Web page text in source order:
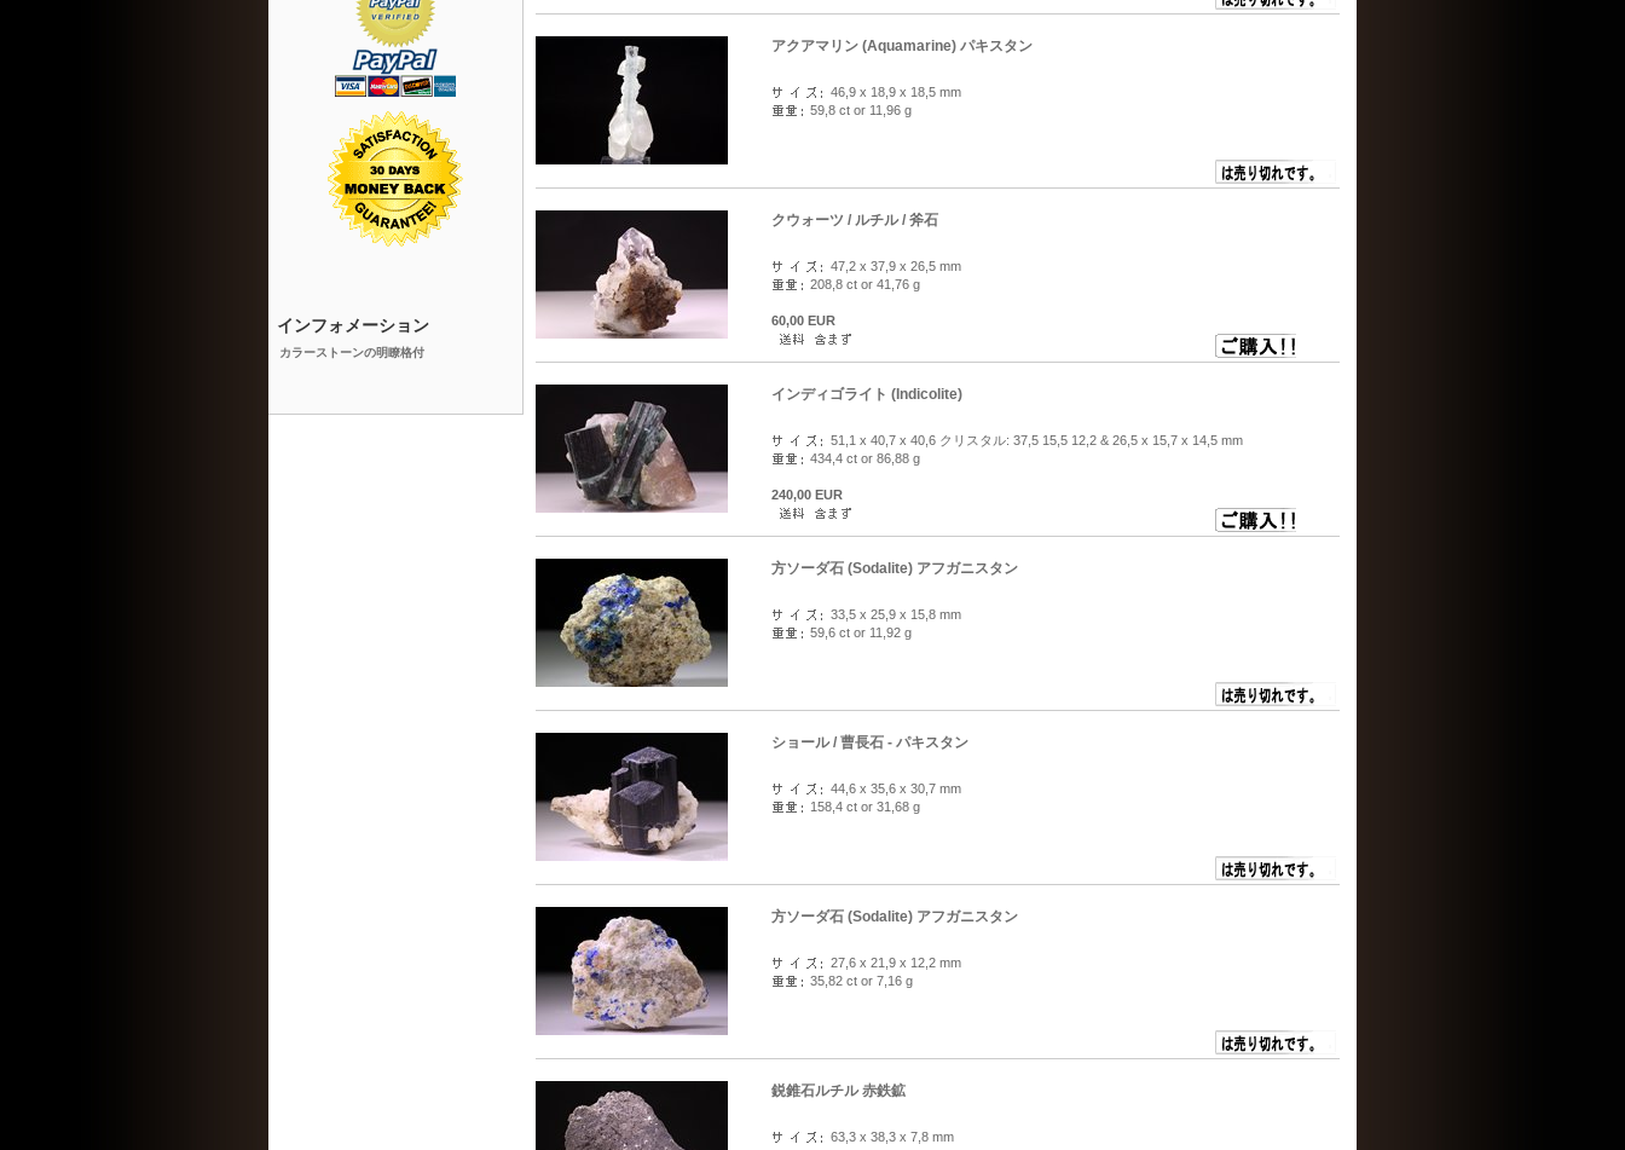
インフォメーション
カラーストーンの明瞭格付
アクアマリン (Aquamarine) パキスタン
46,9 x 18,9 x 18,5 mm
59,8 ct or 11,96 g
クウォーツ / ルチル / 斧石
47,2 x 37,9 x 26,5 mm
208,8 ct or 41,76 g
60,00 EUR
インディゴライト (Indicolite)
51,1 x 40,7 x 40,6 クリスタル: 37,5 15,5 12,2 & 26,5 x 15,7 x 14,5 mm
434,4 ct or 86,88 g
240,00 EUR
方ソーダ石 (Sodalite) アフガニスタン
33,5 x 25,9 x 15,8 mm
59,6 ct or 11,92 g
ショール / 曹長石 - パキスタン
44,6 x 35,6 x 30,7 mm
158,4 ct or 31,68 g
方ソーダ石 (Sodalite) アフガニスタン
27,6 x 21,9 x 12,2 mm
35,82 ct or 7,16 g
鋭錐石ルチル 赤鉄鉱
63,3 x 38,3 x 7,8 mm